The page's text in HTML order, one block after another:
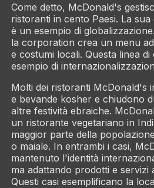
Come detto, McDonald's
ristoranti in cento Paesi. La
è un esempio di
la corporation crea un menu
e costumi locali. Questa linea
esempio di
Molti dei ristoranti McDonald's
e bevande kosher e chiudono
altre festività ebraiche.
un ristorante vegetariano in
maggior parte della
o maiale. In entrambi i casi,
mantenuto l'identità
ma adattando prodotti e servizi
Questi casi esemplificano la